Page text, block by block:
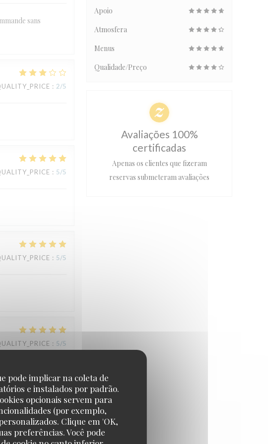
pode implicar na coleta de
e instalados por padrão.
opcionais servem para
(por exemplo,
Clique em 'OK,
preferências. Você pode
sans
: 2/5
: 5/5
: 5/5
: 5/5
: 5/5
Apoio
Atmosfera
Menus
Qualidade/Preço
Avaliações 100%
certificadas
Apenas os clientes que fizeram
reservas submeteram avaliações